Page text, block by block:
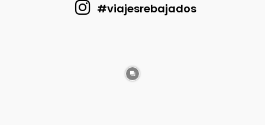
#viajesrebajados